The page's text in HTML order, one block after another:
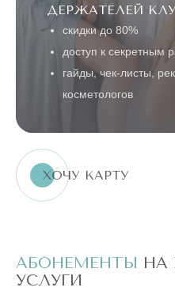
ДЕРЖАТЕЛЕЙ
скидки до 80%
доступ к секретным
гайды, чек-листы,
косметологов
ХОЧУ КАРТУ
АБОНЕМЕНТЫ НА
УСЛУГИ